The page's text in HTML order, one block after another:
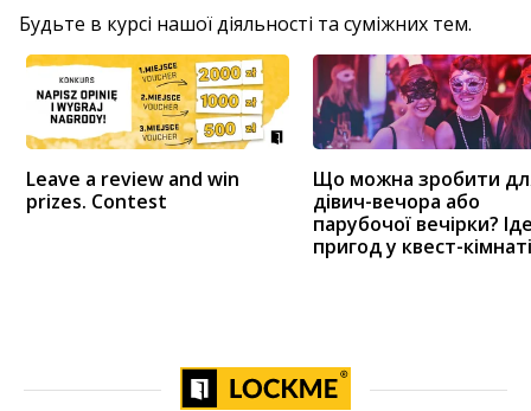
Будьте в курсі нашої діяльності та суміжних тем.
Leave a review and win
prizes. Contest
Що можна зробити
дівич-вечора або
парубочої вечірки?
пригод у квест-кімнаті